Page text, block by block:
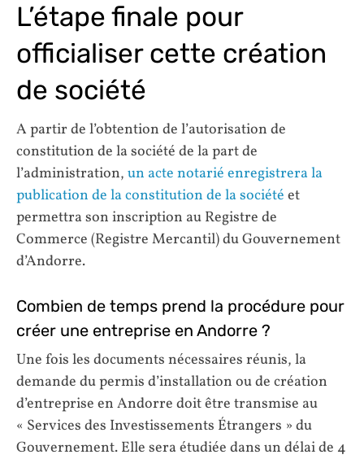
L’étape finale pour
officialiser cette création
de société
A partir de l’obtention de l’autorisation de
constitution de la société de la part de
l’administration, un acte notarié enregistrera la
publication de la constitution de la société et
permettra son inscription au Registre de
Commerce (Registre Mercantil) du Gouvernement
d’Andorre.
Combien de temps prend la procédure pour
créer une entreprise en Andorre ?
Une fois les documents nécessaires réunis, la
demande du permis d’installation ou de création
d’entreprise en Andorre doit être transmise au
« Services des Investissements Étrangers » du
Gouvernement. Elle sera étudiée dans un délai de 4